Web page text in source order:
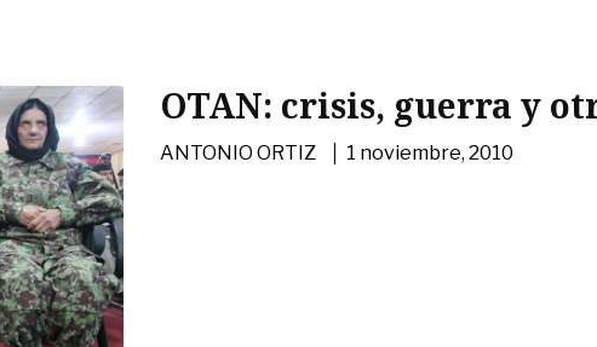
OTAN: crisis, guerra y
ANTONIO ORTIZ | 1 noviembre, 2010